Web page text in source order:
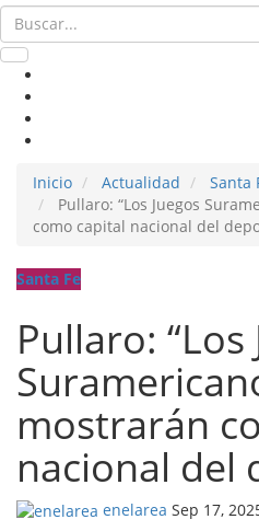
Inicio Actualidad
Santa
Pullaro: “Los Juegos
como capital nacional del
Santa Fe
Pullaro: “Los
mostrarán
nacional del
enelarea Sep 17,